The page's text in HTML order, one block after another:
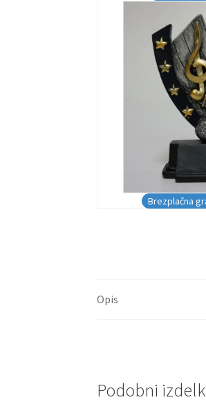
Brezplačna
Opis
Podobni